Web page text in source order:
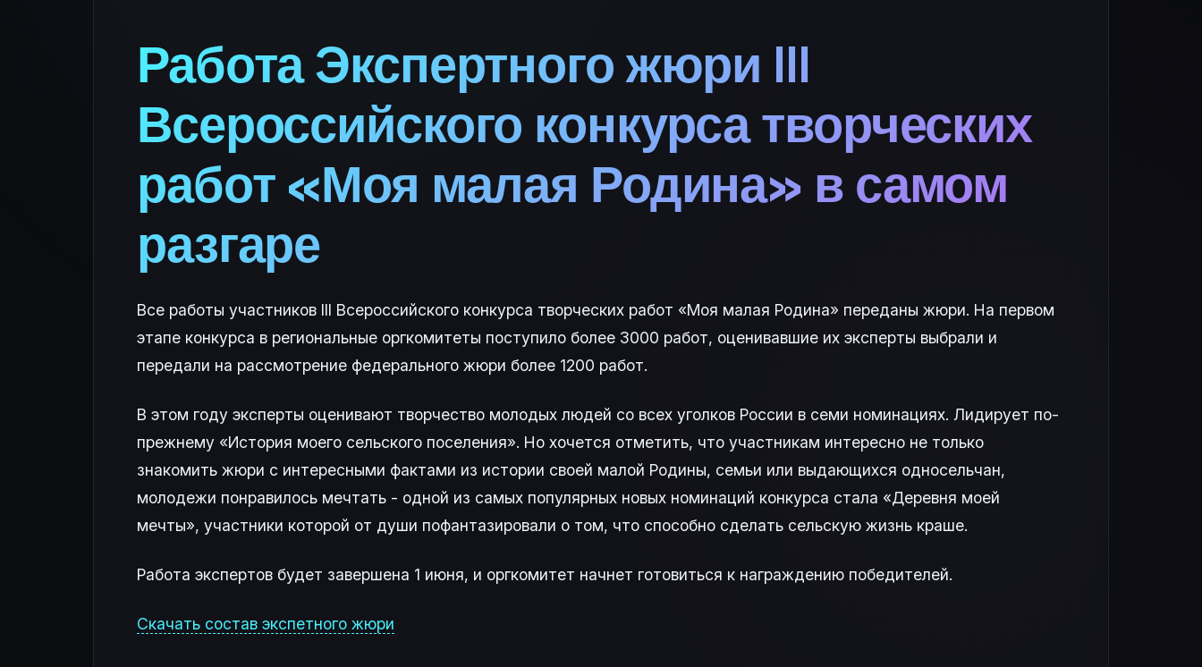
Работа Экспертного жюри III
Всероссийского конкурса творческих
работ «Моя малая Родина» в самом
разгаре
Все работы участников III Всероссийского конкурса творческих работ «Моя малая Родина» переданы жюри. На первом
этапе конкурса в региональные оргкомитеты поступило более 3000 работ, оценивавшие их эксперты выбрали и
передали на рассмотрение федерального жюри более 1200 работ.
В этом году эксперты оценивают творчество молодых людей со всех уголков России в семи номинациях. Лидирует по-
прежнему «История моего сельского поселения». Но хочется отметить, что участникам интересно не только
знакомить жюри с интересными фактами из истории своей малой Родины, семьи или выдающихся односельчан,
молодежи понравилось мечтать - одной из самых популярных новых номинаций конкурса стала «Деревня моей
мечты», участники которой от души пофантазировали о том, что способно сделать сельскую жизнь краше.
Работа экспертов будет завершена 1 июня, и оргкомитет начнет готовиться к награждению победителей.
Скачать состав экспетного жюри